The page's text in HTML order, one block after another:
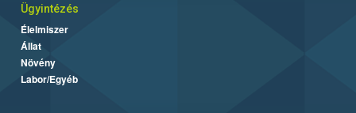
Ügyintézés
Élelmiszer
Állat
Növény
Labor/Egyéb